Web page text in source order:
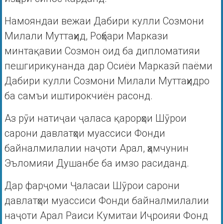
Намояндаи вежаи Дабири кулли Созмони
Милали Муттаҳид, Роҳбари Маркази
минтақавии Созмон оид ба дипломатияи
пешгирикунанда дар Осиёи Марказӣ паёми
Дабири кулли Созмони Милали Муттаҳидро
ба самъи иштирокчиён расонд.
Аз рӯи натиҷаи ҷаласа қарорҳои Шӯрои
сарони давлатҳои муассиси Фонди
байналмилалии наҷоти Арал, ҳамчунин
Эъломияи Душанбе ба имзо расиданд.
Дар фарҷоми Ҷаласаи Шӯрои сарони
давлатҳои муассиси Фонди байналмилалии
наҷоти Арал Раиси Кумитаи Иҷроияи Фонд